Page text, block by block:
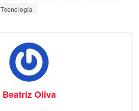
Tecnología
Beatriz Oliva